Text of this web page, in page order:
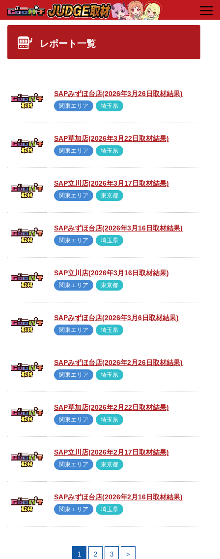
HOME タグ : 2018年10月
レポート一覧
SAPみずほ台店(2026年3月26日取材結果)
関東エリア 埼玉県
SAP草加店(2026年3月22日取材結果)
関東エリア 埼玉県
SAP立川店(2026年3月17日取材結果)
関東エリア 東京都
SAPみずほ台店(2026年3月16日取材結果)
関東エリア 埼玉県
SAP立川店(2026年3月16日取材結果)
関東エリア 東京都
SAPみずほ台店(2026年3月6日取材結果)
関東エリア 埼玉県
SAPみずほ台店(2026年2月26日取材結果)
関東エリア 埼玉県
SAP草加店(2026年2月22日取材結果)
関東エリア 埼玉県
SAP立川店(2026年2月17日取材結果)
関東エリア 東京都
SAPみずほ台店(2026年2月16日取材結果)
関東エリア 埼玉県
1 2 3 >